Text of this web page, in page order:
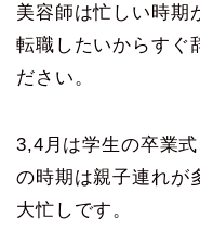
美容師は忙しい時期
転職したいからすぐ
ださい。
3,4月は学生の卒業
の時期は親子連れが
大忙しです。